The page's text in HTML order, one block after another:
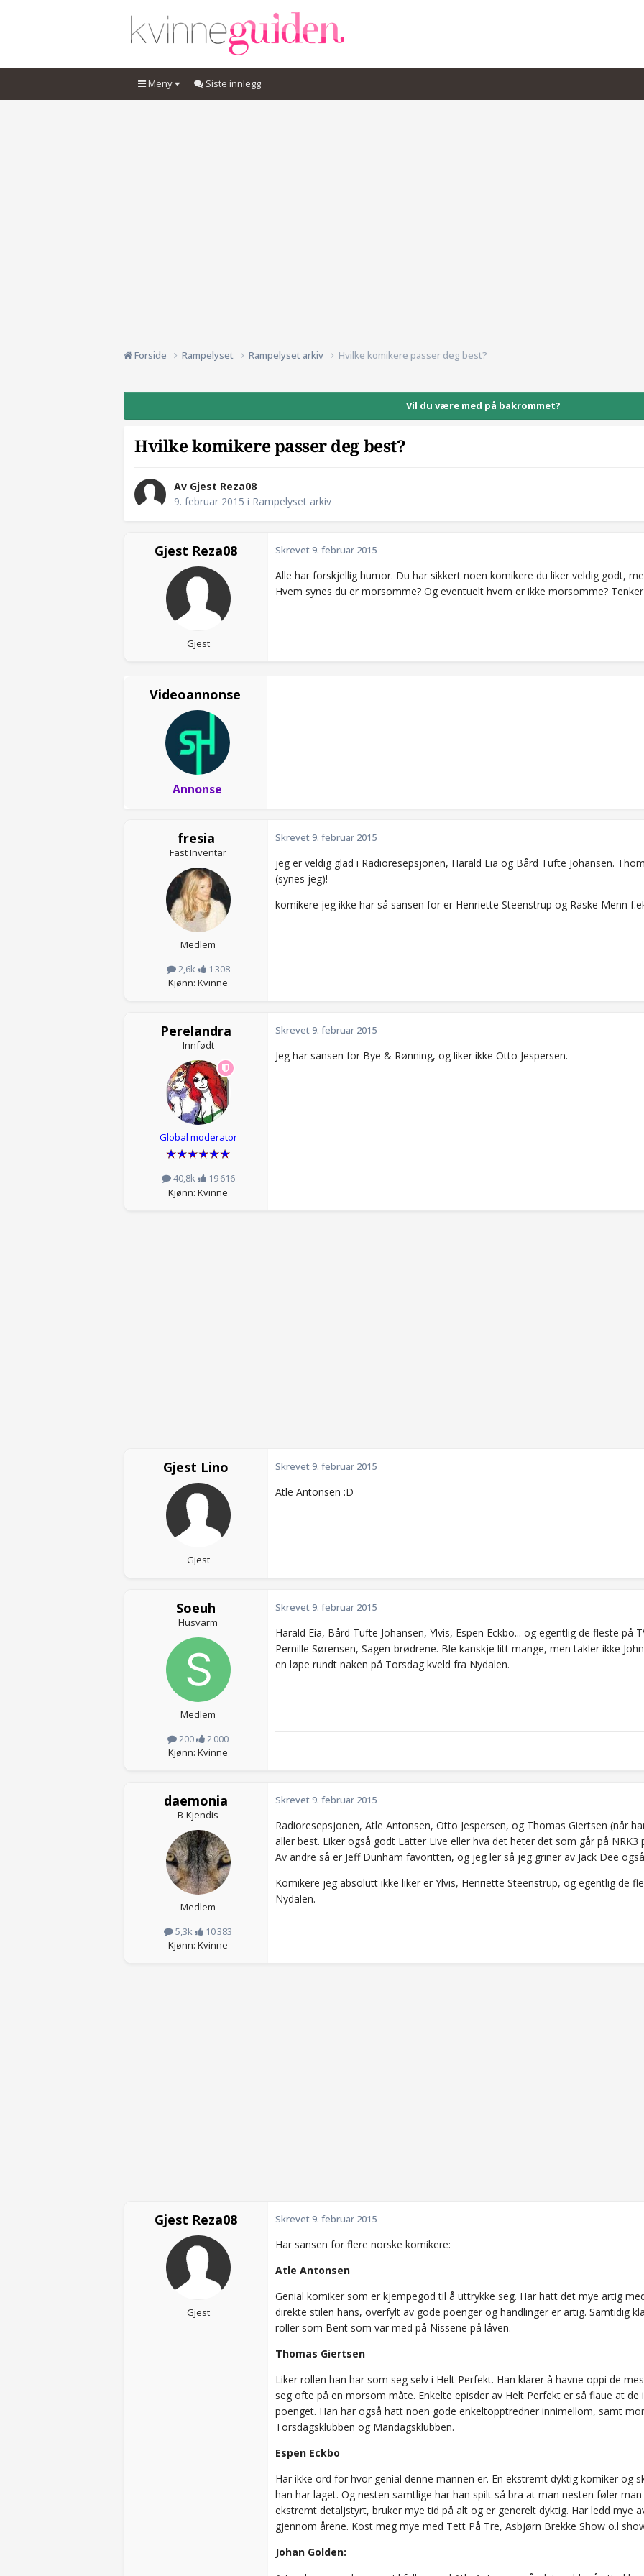
Meny Siste innlegg
Forside Rampelyset Rampelyset arkiv Hvilke komikere passer deg best?
Vil du være med på bakrommet?
Hvilke komikere passer deg best?
Av Gjest Reza08
9. februar 2015 i Rampelyset arkiv
Gjest Reza08
Gjest
Skrevet9. februar 2015
Alle har forskjellig humor. Du har sikkert noen komikere du liker veldig godt,
Hvem synes du er morsomme? Og eventuelt hvem er ikke morsomme?
Videoannonse
Annonse
fresia
Fast Inventar
Medlem
2,6k
1 308
Kjønn: Kvinne
Skrevet9. februar 2015
jeg er veldig glad i Radioresepsjonen, Harald Eia og Bård Tufte Johansen.
(synes jeg)!
komikere jeg ikke har så sansen for er Henriette Steenstrup og Raske Menn
Perelandra
Innfødt
Global moderator
40,8k
19 616
Kjønn: Kvinne
Skrevet9. februar 2015
Jeg har sansen for Bye & Rønning, og liker ikke Otto Jespersen.
Gjest Lino
Gjest
Skrevet9. februar 2015
Atle Antonsen :D
Soeuh
Husvarm
Medlem
200
2 000
Kjønn: Kvinne
Skrevet9. februar 2015
Harald Eia, Bård Tufte Johansen, Ylvis, Espen Eckbo... og egentlig de fleste på
Pernille Sørensen, Sagen-brødrene. Ble kanskje litt mange, men takler ikke
en løpe rundt naken på Torsdag kveld fra Nydalen.
daemonia
B-Kjendis
Medlem
5,3k
10 383
Kjønn: Kvinne
Skrevet9. februar 2015
Radioresepsjonen, Atle Antonsen, Otto Jespersen, og Thomas Giertsen (når
aller best. Liker også godt Latter Live eller hva det heter det som går på NRK3
Av andre så er Jeff Dunham favoritten, og jeg ler så jeg griner av Jack Dee
Komikere jeg absolutt ikke liker er Ylvis, Henriette Steenstrup, og egentlig de
Nydalen.
Gjest Reza08
Gjest
Skrevet9. februar 2015
Har sansen for flere norske komikere:
Atle Antonsen
Genial komiker som er kjempegod til å uttrykke seg. Har hatt det mye artig
direkte stilen hans, overfylt av gode poenger og handlinger er artig. Samtidig
roller som Bent som var med på Nissene på låven.
Thomas Giertsen
Liker rollen han har som seg selv i Helt Perfekt. Han klarer å havne oppi de
seg ofte på en morsom måte. Enkelte episder av Helt Perfekt er så flaue at
poenget. Han har også hatt noen gode enkeltopptredner innimellom, samt
Torsdagsklubben og Mandagsklubben.
Espen Eckbo
Har ikke ord for hvor genial denne mannen er. En ekstremt dyktig komiker og
han har laget. Og nesten samtlige har han spilt så bra at man nesten føler
ekstremt detaljstyrt, bruker mye tid på alt og er generelt dyktig. Har ledd mye
gjennom årene. Kost meg mye med Tett På Tre, Asbjørn Brekke Show o.l
Johan Golden: